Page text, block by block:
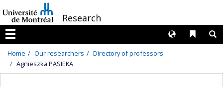
au
contenu
/Research
Menu
Liens
Langues
Home Our researchers
Directory of professors
Agnieszka PASIEKA